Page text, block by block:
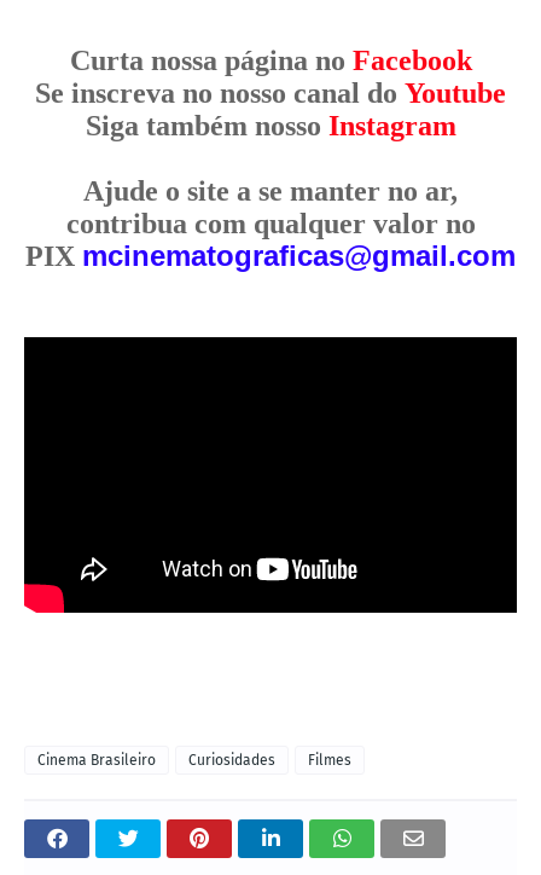
Curta nossa página no Facebook
Se inscreva no nosso canal do Youtube
Siga também nosso Instagram
Ajude o site a se manter no ar,
contribua com qualquer valor no
PIX mcinematograficas@gmail.com
Cinema Brasileiro Curiosidades Filmes